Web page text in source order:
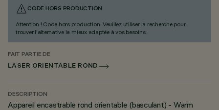
CODE HORS PRODUCTION
Attention ! Code hors production. Veuillez utiliser la recherche pour
trouver l'alternative la mieux adaptée à vos besoins.
FAIT PARTIE DE
LASER ORIENTABLE ROND
DESCRIPTION
Appareil encastrable rond orientable (basculant) - Warm